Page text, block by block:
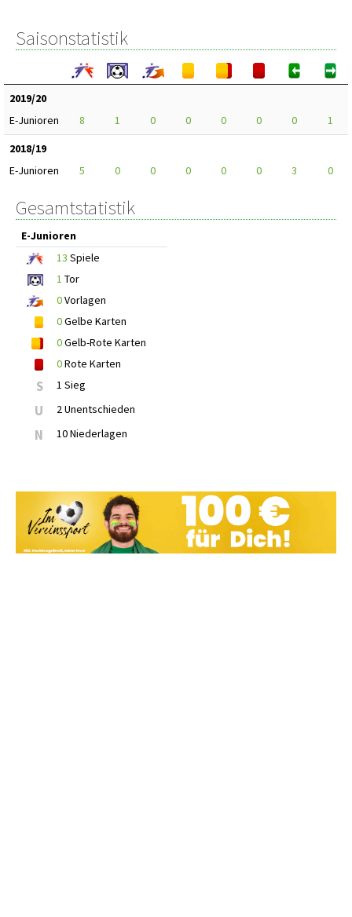
Saisonstatistik
2019/20
E-Junioren
8 1 0 0 0 0 0
1
2018/19
E-Junioren
5 0 0 0 0 0 3 0
Gesamtstatistik
E-Junioren
13 Spiele
1 Tor
0Vorlagen
0Gelbe Karten
0Gelb-Rote Karten
0Rote Karten
S 1 Sieg
U 2 Unentschieden
N 10 Niederlagen